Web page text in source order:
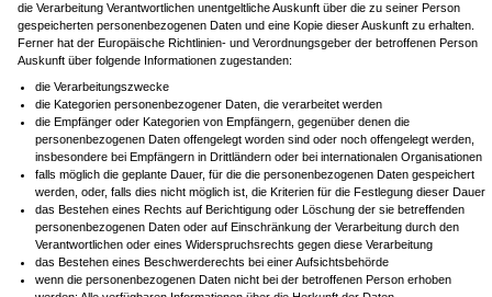
die Verarbeitung Verantwortlichen unentgeltliche Auskunft über die zu seiner Person
gespeicherten personenbezogenen Daten und eine Kopie dieser Auskunft zu erhalten.
Ferner hat der Europäische Richtlinien- und Verordnungsgeber der betroffenen Person
Auskunft über folgende Informationen zugestanden:
die Verarbeitungszwecke
die Kategorien personenbezogener Daten, die verarbeitet werden
die Empfänger oder Kategorien von Empfängern, gegenüber denen die
personenbezogenen Daten offengelegt worden sind oder noch offengelegt werden,
insbesondere bei Empfängern in Drittländern oder bei internationalen Organisationen
falls möglich die geplante Dauer, für die die personenbezogenen Daten gespeichert
werden, oder, falls dies nicht möglich ist, die Kriterien für die Festlegung dieser Dauer
das Bestehen eines Rechts auf Berichtigung oder Löschung der sie betreffenden
personenbezogenen Daten oder auf Einschränkung der Verarbeitung durch den
Verantwortlichen oder eines Widerspruchsrechts gegen diese Verarbeitung
das Bestehen eines Beschwerderechts bei einer Aufsichtsbehörde
wenn die personenbezogenen Daten nicht bei der betroffenen Person erhoben